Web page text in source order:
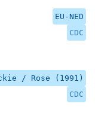
EU-NED
CDC
/ Rose (1991)
CDC